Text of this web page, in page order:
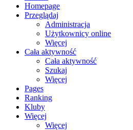
Homepage
Przeglądaj
Administracja
Użytkownicy online
Więcej
Cała aktywność
Cała aktywność
Szukaj
Więcej
Pages
Ranking
Kluby
Więcej
Więcej